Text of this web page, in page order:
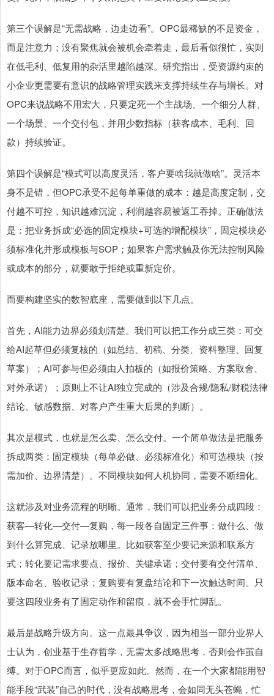
第三个误解是“无需战略，边走边看”。OPC最稀缺的不是资金，
而是注意力；没有聚焦就会被机会牵着走，最后看似很忙，实则
在低毛利、低复用的杂活里越陷越深。研究指出，受资源约束的
小企业更需要有意识的战略管理实践来支撑持续生存与增长。对
OPC来说战略不用宏大，只要定死一个主战场、一个细分人群、
一个场景、一个交付包，并用少数指标（获客成本、毛利、回
款）持续验证。
第四个误解是“模式可以高度灵活，客户要啥我就做啥”。灵活本
身不是错，但OPC承受不起每单重做的成本：越是高度定制，交
付越不可控，知识越难沉淀，利润越容易被返工吞掉。正确做法
是：把业务拆成“必选的固定模块+可选的增配模块”，固定模块必
须标准化并形成模板与SOP；如果客户需求触及你无法控制风险
或成本的部分，就要敢于拒绝或重新定价。
而要构建坚实的数智底座，需要做到以下几点。
首先，AI能力边界必须划清楚。我们可以把工作分成三类：可交
给AI起草但必须复核的（如总结、初稿、分类、资料整理、回复
草案）；AI可参与但必须由人拍板的（如报价策略、方案取舍、
对外承诺）；原则上不让AI独立完成的（涉及合规/隐私/财税法律
结论、敏感数据、对客户产生重大后果的判断）。
其次是模式，也就是怎么卖、怎么交付。一个简单做法是把服务
拆成两类：固定模块（每单必做、必须标准化）和可选模块（按
需加价、边界清楚）。不同模块如何人机协同，需要不断细化。
这就涉及对业务流程的明晰。通常，我们可以把业务分成四段：
获客—转化—交付—复购，每一段各自固定三件事：做什么、做
到什么算完成、记录放哪里。比如获客至少要记来源和联系方
式；转化要记需求要点、报价、关键承诺；交付要有交付清单、
版本命名、验收记录；复购要有复盘结论和下一次触达时间。只
要这四段业务有了固定动作和留痕，就不会手忙脚乱。
最后是战略升级方向。这一点最具争议，因为相当一部分业界人
士认为，创业基于生存哲学，无需太多战略思考，否则会作茧自
缚。对于OPC而言，似乎更应如此。然而，在一个大家都能用智
能手段“武装”自己的时代，没有战略思考，会如同无头苍蝇，忙